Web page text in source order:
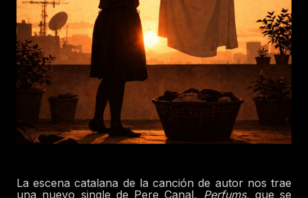
La escena catalana de la canción de autor nos trae
una nuevo single de Pere Canal, Perfums, que se